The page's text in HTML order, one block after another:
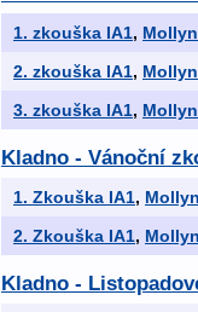
1. zkouška IA1,
2. zkouška IA1,
3. zkouška IA1,
Kladno - Vánoční
1. Zkouška IA1,
2. Zkouška IA1,
Kladno -